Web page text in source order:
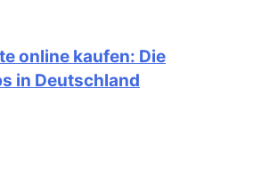
online kaufen: Die
in Deutschland